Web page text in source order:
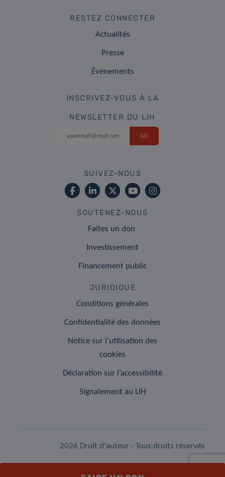
RESTEZ CONNECTER
Actualités
Presse
Événements
INSCRIVEZ-VOUS À LA
NEWSLETTER DU LIH
SUIVEZ-NOUS
SOUTENEZ-NOUS
Faites un don
Investissement
Financement public
JURIDIQUE
Conditions générales
Confidentialité des données
Notice sur l’utilisation des
cookies
Déclaration sur l’accessibilité
Signalement au LIH
2026 Droit d'auteur - Tous droits réservés